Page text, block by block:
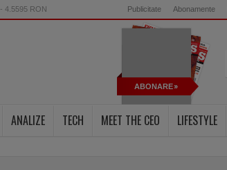
- 4.5595 RON Publicitate Abonamente
ABONARE
ANALIZE TECH MEET THE CEO LIFESTYLE